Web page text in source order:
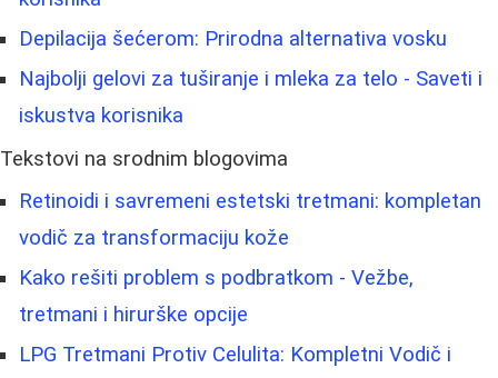
Depilacija šećerom: Prirodna alternativa vosku
Najbolji gelovi za tuširanje i mleka za telo - Saveti i
iskustva korisnika
Tekstovi na srodnim blogovima
Retinoidi i savremeni estetski tretmani: kompletan
vodič za transformaciju kože
Kako rešiti problem s podbratkom - Vežbe,
tretmani i hirurške opcije
LPG Tretmani Protiv Celulita: Kompletni Vodič i